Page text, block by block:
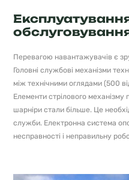
Перевагою навантажувачів є
Головні службові механізми
між технічними оглядами (500
Елементи стрілового механізму
шарніри стали більше. Це
служби. Електронна система
несправності і неправильну